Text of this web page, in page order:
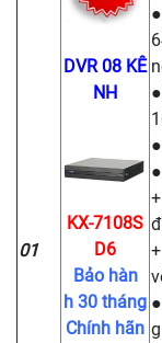
01
DVR 08 KÊ
NH
KX-7108S
D6
Bảo hàn
h 30 tháng
Chính hãn